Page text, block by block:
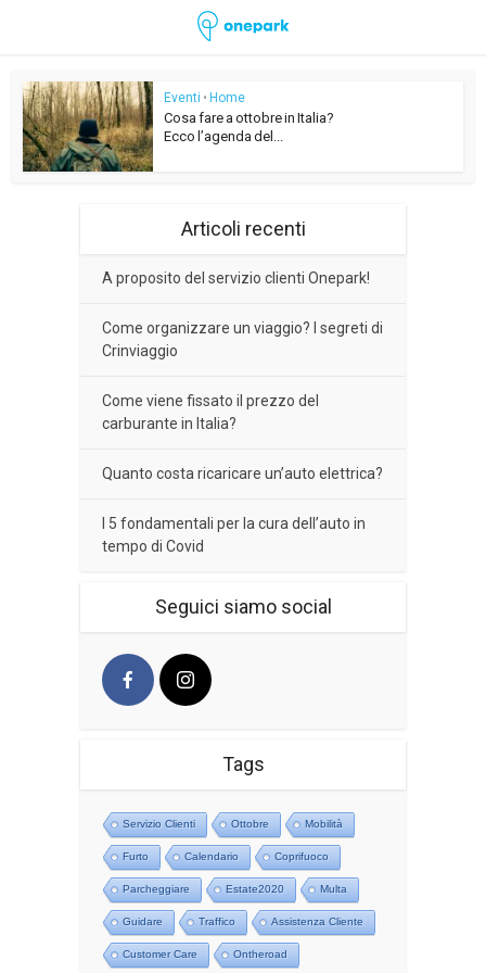
Eventi • Home
Cosa fare a ottobre in Italia?
Ecco l’agenda del...
Articoli recenti
A proposito del servizio clienti Onepark!
Come organizzare un viaggio? I segreti di
Crinviaggio
Come viene fissato il prezzo del
carburante in Italia?
Quanto costa ricaricare un’auto elettrica?
I 5 fondamentali per la cura dell’auto in
tempo di Covid
Seguici siamo social
Tags
Servizio Clienti Ottobre Mobilità
Furto Calendario Coprifuoco
Parcheggiare Estate2020 Multa
Guidare Traffico Assistenza Cliente
Customer Care Ontheroad